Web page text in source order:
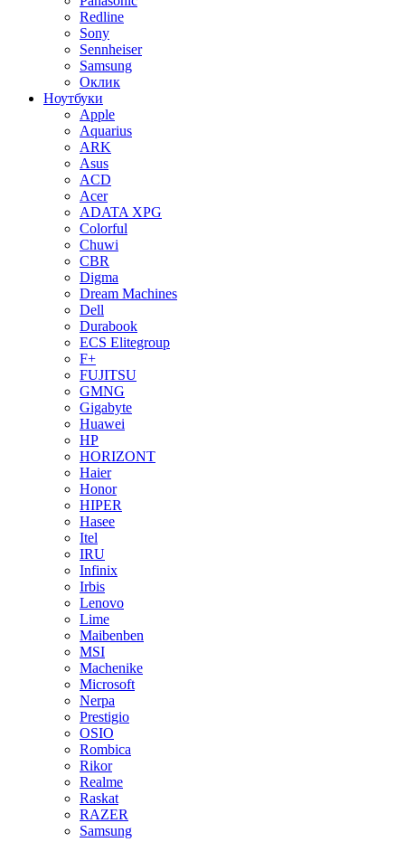
Redline
Sony
Sennheiser
Samsung
Оклик
Ноутбуки
Apple
Aquarius
ARK
Asus
ACD
Acer
ADATA XPG
Colorful
Chuwi
CBR
Digma
Dream Machines
Dell
Durabook
ECS Elitegroup
F+
FUJITSU
GMNG
Gigabyte
Huawei
HP
HORIZONT
Haier
Honor
HIPER
Hasee
Itel
IRU
Infinix
Irbis
Lenovo
Lime
Maibenben
MSI
Machenike
Microsoft
Nerpa
Prestigio
OSIO
Rombica
Rikor
Realme
Raskat
RAZER
Samsung